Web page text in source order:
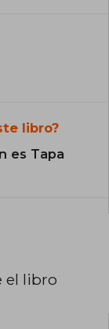
libro?
es Tapa
el libro